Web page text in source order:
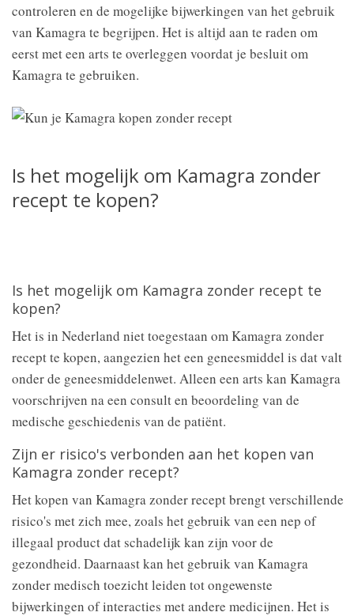
controleren en de mogelijke bijwerkingen van het gebruik
van Kamagra te begrijpen. Het is altijd aan te raden om
eerst met een arts te overleggen voordat je besluit om
Kamagra te gebruiken.
Is het mogelijk om Kamagra zonder
recept te kopen?
Is het mogelijk om Kamagra zonder recept te
kopen?
Het is in Nederland niet toegestaan om Kamagra zonder
recept te kopen, aangezien het een geneesmiddel is dat valt
onder de geneesmiddelenwet. Alleen een arts kan Kamagra
voorschrijven na een consult en beoordeling van de
medische geschiedenis van de patiënt.
Zijn er risico's verbonden aan het kopen van
Kamagra zonder recept?
Het kopen van Kamagra zonder recept brengt verschillende
risico's met zich mee, zoals het gebruik van een nep of
illegaal product dat schadelijk kan zijn voor de
gezondheid. Daarnaast kan het gebruik van Kamagra
zonder medisch toezicht leiden tot ongewenste
bijwerkingen of interacties met andere medicijnen. Het is